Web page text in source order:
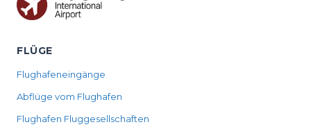
FLÜGE
Flughafeneingänge
Abflüge vom Flughafen
Flughafen Fluggesellschaften